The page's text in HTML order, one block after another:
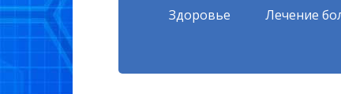
Здоровье Лечение